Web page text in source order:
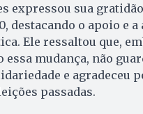
expressou sua
destacando o apoio e
Ele ressaltou que,
mudança, não
e agradeceu
passadas.